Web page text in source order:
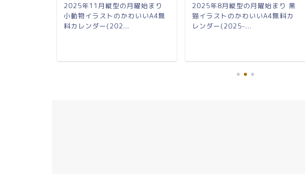
2025年11月縦型の月曜始まり
小動物イラストのかわいいA4無
料カレンダー(202...
2025年8月縦型の月曜始まり 黒
猫イラストのかわいいA4無料カ
レンダー(2025-...